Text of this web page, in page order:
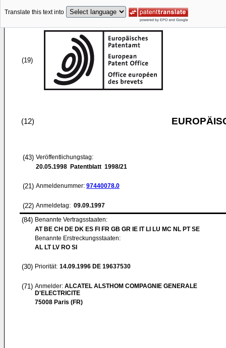
Translate this text into
(19)
(12)
(43) Veröffentlichungstag:
20.05.1998 Patentblatt 1998/21
(21) Anmeldenummer: 97440078.0
(22) Anmeldetag: 09.09.1997
(84) Benannte Vertragsstaaten:
AT BE CH DE DK ES FI FR GB GR IE IT LI LU MC NL PT SE
Benannte Erstreckungsstaaten:
AL LT LV RO SI
(30) Priorität: 14.09.1996 DE 19637530
(71) Anmelder: ALCATEL ALSTHOM COMPAGNIE GENERALE
D'ELECTRICITE
75008 Paris (FR)